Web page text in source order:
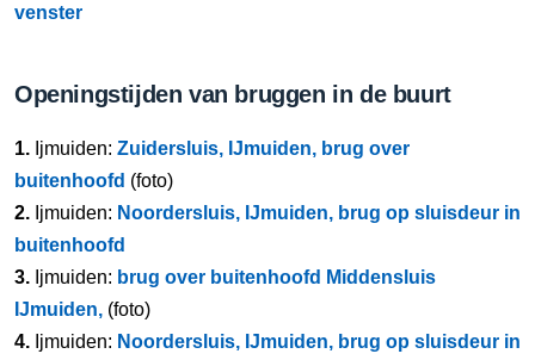
venster
Openingstijden van bruggen in de buurt
1. Ijmuiden: Zuidersluis, IJmuiden, brug over
buitenhoofd (foto)
2. Ijmuiden: Noordersluis, IJmuiden, brug op sluisdeur in
buitenhoofd
3. Ijmuiden: brug over buitenhoofd Middensluis
IJmuiden, (foto)
4. Ijmuiden: Noordersluis, IJmuiden, brug op sluisdeur in